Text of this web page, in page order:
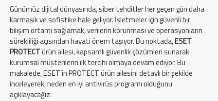
Günümüz dijital dünyasında, siber tehditler her geçen gün daha
karmaşık ve sofistike hale geliyor. İşletmeler için güvenli bir
bilişim ortamı sağlamak, verilerin korunması ve operasyonların
sürekliliği açısından hayati önem taşıyor. Bu noktada,ESET
PROTECTürün ailesi, kapsamlı güvenlik çözümleri sunarak
kurumsal müşterilerin ilk tercihi olmaya devam ediyor. Bu
makalede, ESET’in PROTECT ürün ailesini detaylı bir şekilde
inceleyerek, neden en iyi antivirüs programı olduğunu
açıklayacağız.